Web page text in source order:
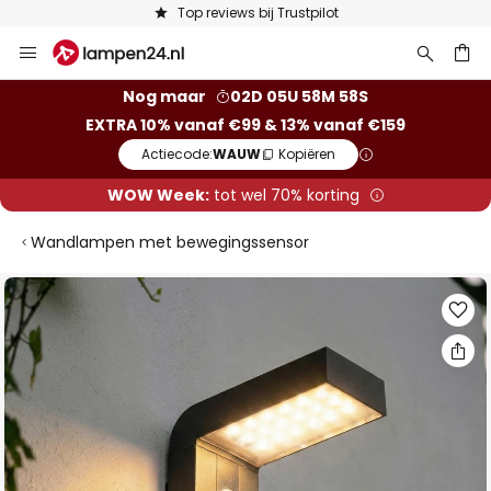
Keuze uit 50.000 lampen
naar
Nog maar
02D 05U 58M 58S
EXTRA 10% vanaf €99 & 13% vanaf €159
Actiecode:WAUW Kopiëren
WOW Week:tot wel 70% korting
Wandlampen met bewegingssensor
Ga
naar
het
einde
van
de
afbeeldingen-
gallerij